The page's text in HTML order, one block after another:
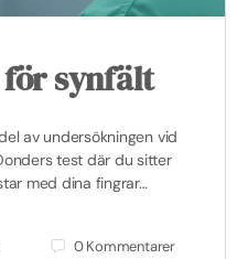
för synfält
av undersökningen vid
test där du sitter
med dina fingrar…
0Kommentarer